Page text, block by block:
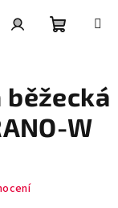
košík
W